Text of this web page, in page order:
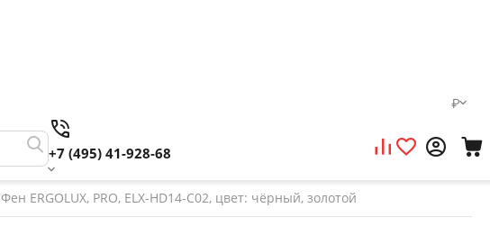
₽
+7 (495) 41-928-68
Фен ERGOLUX, PRO, ELX-HD14-C02, цвет: чёрный, золотой